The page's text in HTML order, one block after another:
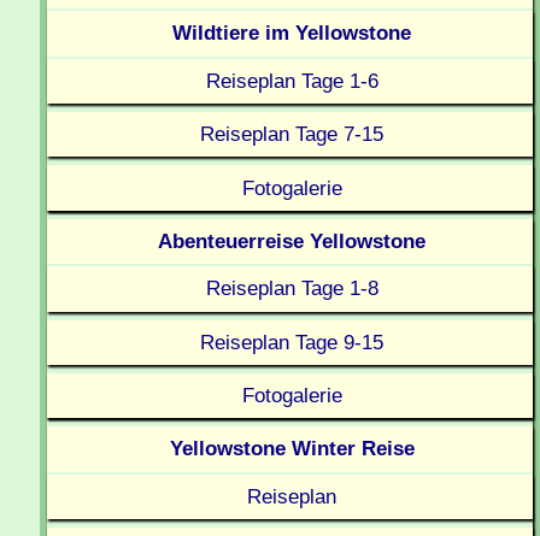
Wildtiere im Yellowstone
Reiseplan Tage 1-6
Reiseplan Tage 7-15
Fotogalerie
Abenteuerreise Yellowstone
Reiseplan Tage 1-8
Reiseplan Tage 9-15
Fotogalerie
Yellowstone Winter Reise
Reiseplan